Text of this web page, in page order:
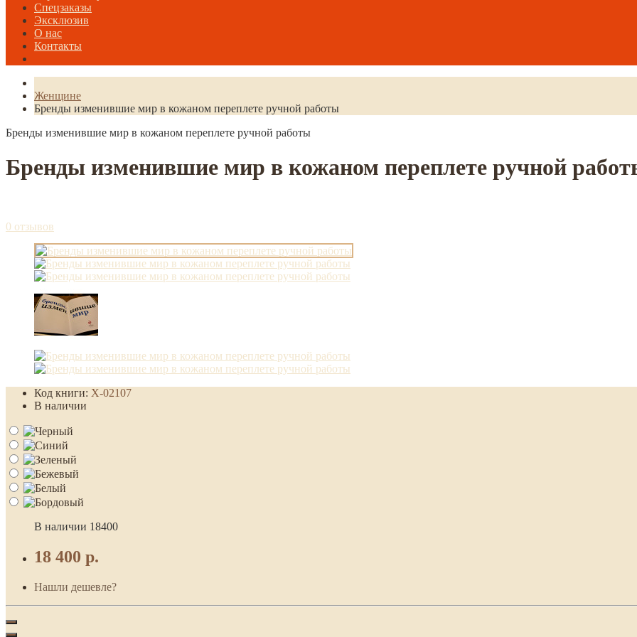
Спецзаказы
Эксклюзив
О нас
Контакты
Женщине
Бренды изменившие мир в кожаном переплете ручной работы
Бренды изменившие мир в кожаном переплете ручной работы
Бренды изменившие мир в кожаном переплете ручной
0 отзывов
Код книги: Х-02107
В наличии
В наличии 18400
18 400 р.
Нашли дешевле?